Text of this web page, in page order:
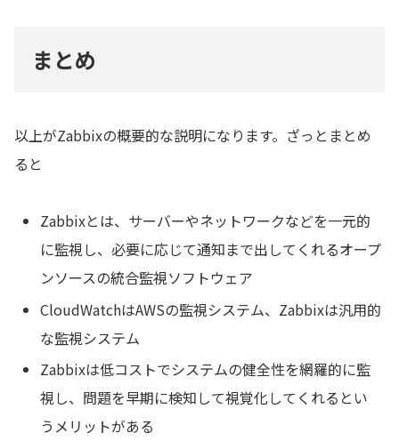
まとめ
以上がZabbixの概要的な説明になります。ざっとまとめ
ると
Zabbixとは、サーバーやネットワークなどを一元的
に監視し、必要に応じて通知まで出してくれるオープ
ンソースの統合監視ソフトウェア
CloudWatchはAWSの監視システム、Zabbixは汎用的
な監視システム
Zabbixは低コストでシステムの健全性を網羅的に監
視し、問題を早期に検知して視覚化してくれるとい
うメリットがある